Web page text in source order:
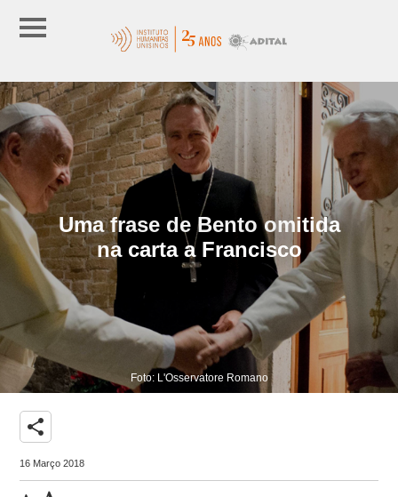
Uma frase de Bento omitida
na carta a Francisco
Foto: L'Osservatore Romano
share
16 Março 2018